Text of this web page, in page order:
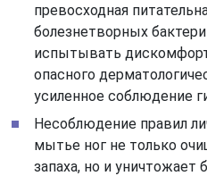
превосходная
болезнетворных
испытывать
опасного
усиленное соблюдение
Несоблюдение правил
мытье ног не только
запаха, но и уничтожает